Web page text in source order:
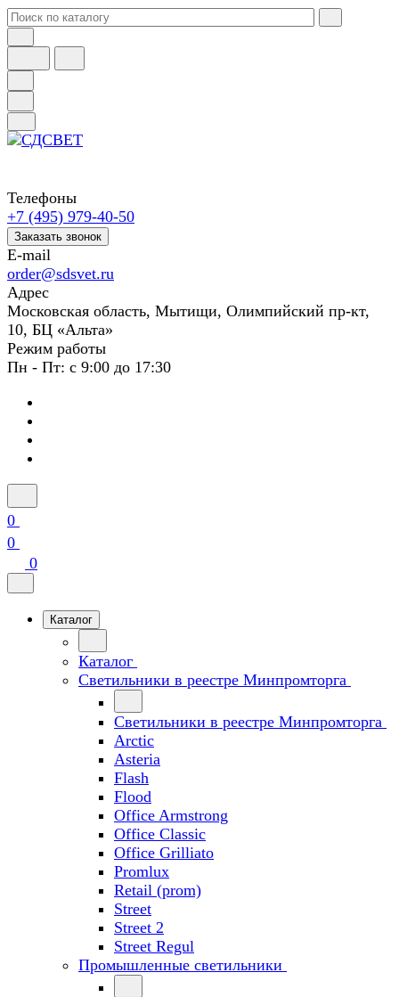
Телефоны
+7 (495) 979-40-50
Заказать звонок
E-mail
order@sdsvet.ru
Адрес
Московская область, Мытищи, Олимпийский пр-кт,
10, БЦ «Альта»
Режим работы
Пн - Пт: с 9:00 до 17:30
0
0
0
Каталог
Каталог
Светильники в реестре Минпромторга
Светильники в реестре Минпромторга
Arctic
Asteria
Flash
Flood
Office Armstrong
Office Classic
Office Grilliato
Promlux
Retail (prom)
Street
Street 2
Street Regul
Промышленные светильники